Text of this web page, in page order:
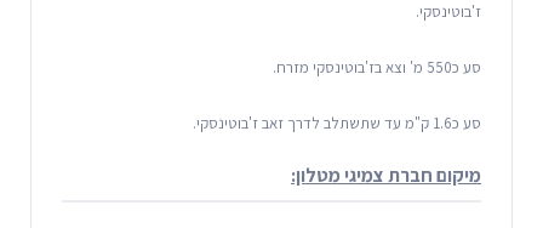
ז'בוטינסקי.
סע כ550 מ' וצא בז'בוטינסקי מזרח.
סע כ1.6 ק"מ עד שתשתלב לדרך זאב ז'בוטינסקי.
מיקום חברת צמיגי מטלון: